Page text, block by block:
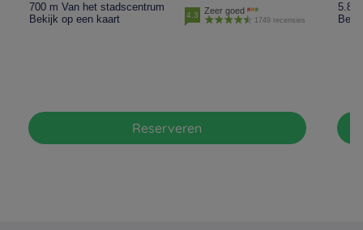
700 m Van het stadscentrum
Bekijk op een kaart
4.3 Zeer goed
1749 recensies
Reserveren
5.8